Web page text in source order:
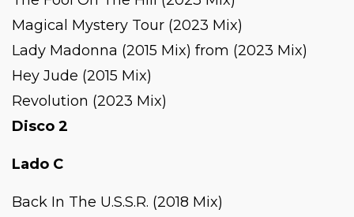
Magical Mystery Tour (2023 Mix)
Lady Madonna (2015 Mix) from (2023 Mix)
Hey Jude (2015 Mix)
Revolution (2023 Mix)
Disco 2
Lado C
Back In The U.S.S.R. (2018 Mix)